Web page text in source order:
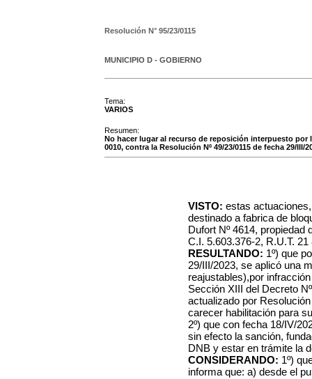
Resolución N° 95/23/0115
MUNICIPIO D - GOBIERNO
Tema:
VARIOS
Resumen:
No hacer lugar al recurso de reposición interpuesto por
0010, contra la Resolución Nº 49/23/0115 de fecha 29/III/
VISTO: estas
destinado a fabrica de
Dufort Nº 4614, propiedad
C.I. 5.603.376-2, R.U.T. 21
RESULTANDO: 1º) que
29/III/2023, se aplicó una
reajustables),por
Sección XIII del Decreto
actualizado por
carecer habilitación para
2º) que con fecha 18/IV/
sin efecto la sanción,
DNB y estar en trámite la
CONSIDERANDO: 1º)
informa que: a) desde el